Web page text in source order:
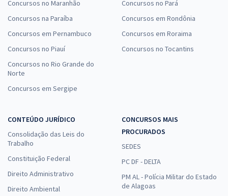
Concursos no Maranhão
Concursos na Paraíba
Concursos em Pernambuco
Concursos no Piauí
Concursos no Rio Grande do
Norte
Concursos em Sergipe
Concursos no Pará
Concursos em Rondônia
Concursos em Roraima
Concursos no Tocantins
CONTEÚDO JURÍDICO
Consolidação das Leis do
Trabalho
Constituição Federal
Direito Administrativo
Direito Ambiental
CONCURSOS MAIS
PROCURADOS
SEDES
PC DF - DELTA
PM AL - Polícia Militar do Estado
de Alagoas